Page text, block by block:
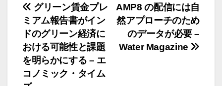
投
稿
ナ
ビ
AMP8 の配信には自
然アプローチのため
のデータが必要 –
Water Magazine
グリーン賃金プレ
ミアム報告書がイン
ドのグリーン経済に
おける可能性と課題
を明らかにする – エ
コノミック・タイム